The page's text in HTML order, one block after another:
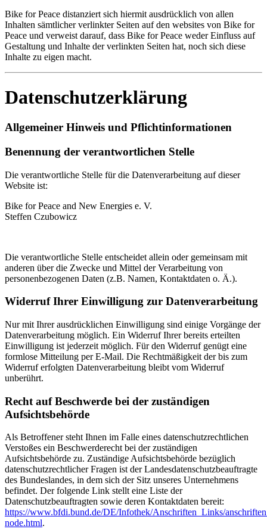
Bike for Peace distanziert sich hiermit ausdrücklich von allen
Inhalten sämtlicher verlinkter Seiten auf den websites von Bike for
Peace und verweist darauf, dass Bike for Peace weder Einfluss auf
Gestaltung und Inhalte der verlinkten Seiten hat, noch sich diese
Inhalte zu eigen macht.
Datenschutzerklärung
Allgemeiner Hinweis und Pflichtinformationen
Benennung der verantwortlichen Stelle
Die verantwortliche Stelle für die Datenverarbeitung auf dieser
Website ist:
Bike for Peace and New Energies e. V.
Steffen Czubowicz
Die verantwortliche Stelle entscheidet allein oder gemeinsam mit
anderen über die Zwecke und Mittel der Verarbeitung von
personenbezogenen Daten (z.B. Namen, Kontaktdaten o. Ä.).
Widerruf Ihrer Einwilligung zur Datenverarbeitung
Nur mit Ihrer ausdrücklichen Einwilligung sind einige Vorgänge der
Datenverarbeitung möglich. Ein Widerruf Ihrer bereits erteilten
Einwilligung ist jederzeit möglich. Für den Widerruf genügt eine
formlose Mitteilung per E-Mail. Die Rechtmäßigkeit der bis zum
Widerruf erfolgten Datenverarbeitung bleibt vom Widerruf
unberührt.
Recht auf Beschwerde bei der zuständigen
Aufsichtsbehörde
Als Betroffener steht Ihnen im Falle eines datenschutzrechtlichen
Verstoßes ein Beschwerderecht bei der zuständigen
Aufsichtsbehörde zu. Zuständige Aufsichtsbehörde bezüglich
datenschutzrechtlicher Fragen ist der Landesdatenschutzbeauftragte
des Bundeslandes, in dem sich der Sitz unseres Unternehmens
befindet. Der folgende Link stellt eine Liste der
Datenschutzbeauftragten sowie deren Kontaktdaten bereit:
https://www.bfdi.bund.de/DE/Infothek/Anschriften_Links/
node.html.